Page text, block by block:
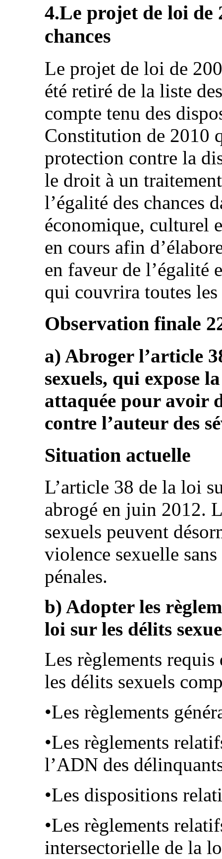
4.Le projet de loi de
chances
Le projet de loi de
été retiré de la liste
compte tenu des
Constitution de 2010
protection contre la
le droit à un
l’égalité des chances
économique, culturel
en cours afin
en faveur de l’égalité
qui couvrira toutes
Observation finale
a) Abroger l’article
sexuels, qui expose
attaquée pour avoir
contre l’auteur des
Situation actuelle
L’article 38 de la loi
abrogé en juin 2012.
sexuels peuvent
violence sexuelle
pénales.
b) Adopter les
loi sur les délits
Les règlements
les délits sexuels
•Les règlements
•Les règlements
l’ADN des
•Les dispositions
•Les règlements
intersectorielle de la